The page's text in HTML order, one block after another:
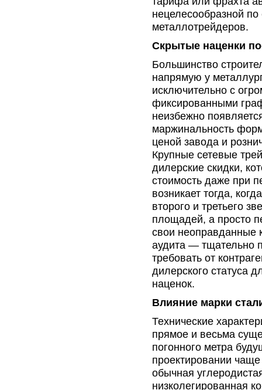
нецелесообразной
металлотрейдеров.
Скрытые наценки
Большинство
напрямую у
исключительно с
фиксированными
неизбежно
маржинальность
ценой завода и
Крупные сетевые
дилерские скидки,
стоимость даже при
возникает тогда,
второго и третьего
площадей, а просто
свои неоправданные
аудита — тщательно
требовать от
дилерского статуса
наценок.
Влияние марки
Технические
прямое и весьма
погонного метра
проектировании
обычная
низколегированная